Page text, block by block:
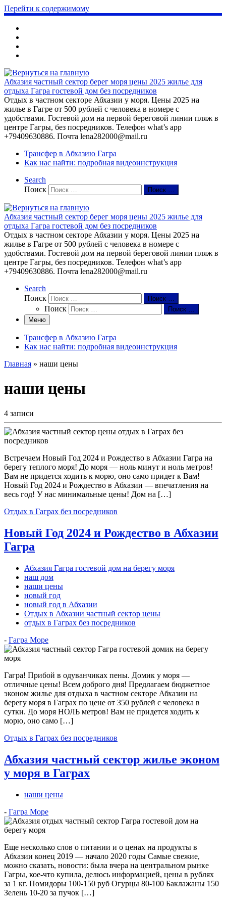
Перейти к содержимому
Абхазия частный сектор берег моря цены 2025 жилье для
отдыха Гагра гостевой дом без посредников
Отдых в частном секторе Абхазии у моря. Цены 2025 на
жилье в Гагре от 500 рублей с человека в номере с
удобствами. Гостевой дом на первой береговой линии пляж в
центре Гагры, без посредников. Телефон what’s app
+79409630886. Почта lena282000@mail.ru
Трансфер в Абхазию Гагра
Как нас найти: подробная видеоинструкция
Search
Поиск
Поиск …
Абхазия частный сектор берег моря цены 2025 жилье для
отдыха Гагра гостевой дом без посредников
Отдых в частном секторе Абхазии у моря. Цены 2025 на
жилье в Гагре от 500 рублей с человека в номере с
удобствами. Гостевой дом на первой береговой линии пляж в
центре Гагры, без посредников. Телефон what’s app
+79409630886. Почта lena282000@mail.ru
Search
Поиск
Поиск …
Поиск
Поиск …
Меню
Трансфер в Абхазию Гагра
Как нас найти: подробная видеоинструкция
Главная » наши цены
наши цены
4 записи
Встречаем Новый Год 2024 и Рождество в Абхазии Гагра на
берегу теплого моря! До моря — ноль минут и ноль метров!
Вам не придется ходить к морю, оно само придет к Вам!
Новый Год 2024 и Рождество в Абхазии — впечатления на
весь год! У нас минимальные цены! Дом на […]
Отдых в Гаграх без посредников
Новый Год 2024 и Рождество в Абхазии
Гагра
Абхазия Гагра гостевой дом на берегу моря
наш дом
наши цены
новый год
новый год в Абхазии
Отдых в Абхазии частный сектор цены
отдых в Гаграх без посредников
- Гагра Море
Гагра! Прибой в одуванчиках пены. Домик у моря —
отличные цены! Всем доброго дня! Предлагаем бюджетное
эконом жилье для отдыха в частном секторе Абхазии на
берегу моря в Гаграх по цене от 350 рублей с человека в
сутки. До моря НОЛЬ метров! Вам не придется ходить к
морю, оно само […]
Отдых в Гаграх без посредников
Абхазия частный сектор жилье эконом
у моря в Гаграх
наши цены
- Гагра Море
Еще несколько слов о питании и о ценах на продукты в
Абхазии конец 2019 — начало 2020 годы Самые свежие,
можно сказать, новости: была вчера на центральном рынке
Гагры, кое-что купила, делюсь информацией, цены в рублях
за 1 кг. Помидоры 100-150 руб Огурцы 80-100 Баклажаны 150
Зелень 10-20 за пучок […]